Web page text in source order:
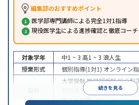
編集部のおすすめポイント
医学部専門講師による完全1対1指導
現役医学生による進捗確認と徹底コー
続きを見る
対象学年 中1 ~ 3 高1 ~ 3 浪人生
授業形式
個別指導(1対1) オンライン
大学受験医学部受験総合型
学校別特化対策 国公
テスト対策